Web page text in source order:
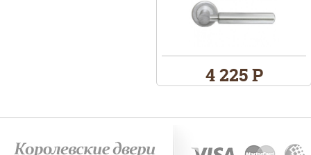
4 225 Р